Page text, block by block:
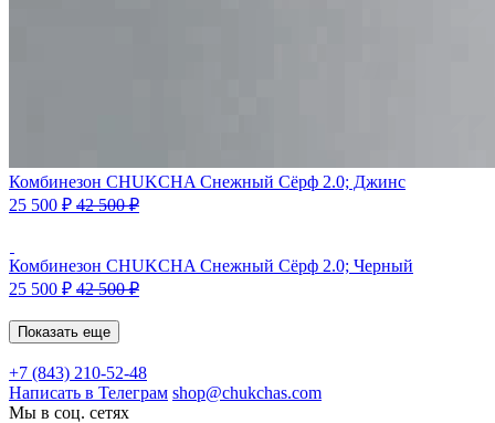
Комбинезон CHUKCHA Снежный Сёрф 2.0; Джинс
25 500 ₽ 42 500₽
Комбинезон CHUKCHA Снежный Сёрф 2.0; Черный
25 500 ₽ 42 500₽
Показать еще
+7 (843) 210-52-48
Написать в Телеграм shop@chukchas.com
Мы в соц. сетях